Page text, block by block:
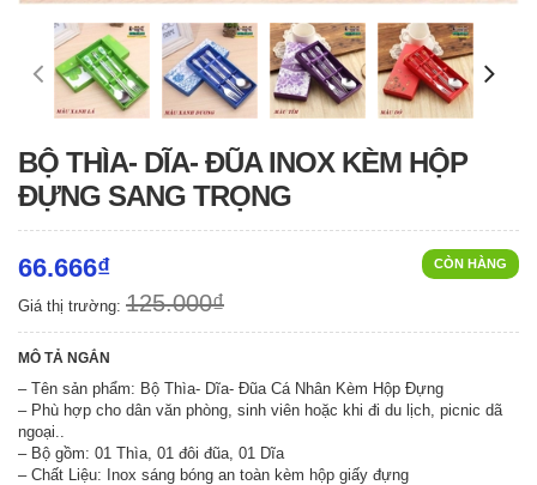
BỘ THÌA- DĨA- ĐŨA INOX KÈM HỘP
ĐỰNG SANG TRỌNG
CÒN HÀNG
66.666₫
Giá thị trường: 125.000₫
MÔ TẢ NGẮN
– Tên sản phẩm: Bộ Thìa- Dĩa- Đũa Cá Nhân Kèm Hộp Đựng
– Phù hợp cho dân văn phòng, sinh viên hoặc khi đi du lịch, picnic dã
ngoại..
– Bộ gồm: 01 Thìa, 01 đôi đũa, 01 Dĩa
– Chất Liệu: Inox sáng bóng an toàn kèm hộp giấy đựng